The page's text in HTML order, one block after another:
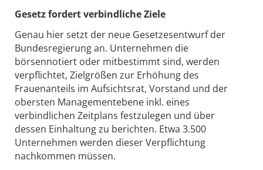
Gesetz fordert verbindliche Ziele
Genau hier setzt der neue Gesetzesentwurf der
Bundesregierung an. Unternehmen die
börsennotiert oder mitbestimmt sind, werden
verpflichtet, Zielgrößen zur Erhöhung des
Frauenanteils im Aufsichtsrat, Vorstand und der
obersten Managementebene inkl. eines
verbindlichen Zeitplans festzulegen und über
dessen Einhaltung zu berichten. Etwa 3.500
Unternehmen werden dieser Verpflichtung
nachkommen müssen.